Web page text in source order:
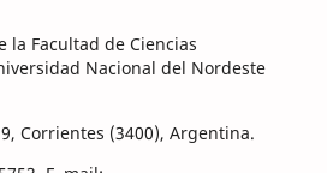
la Facultad de Ciencias
Nacional del Nordeste
Corrientes (3400), Argentina.